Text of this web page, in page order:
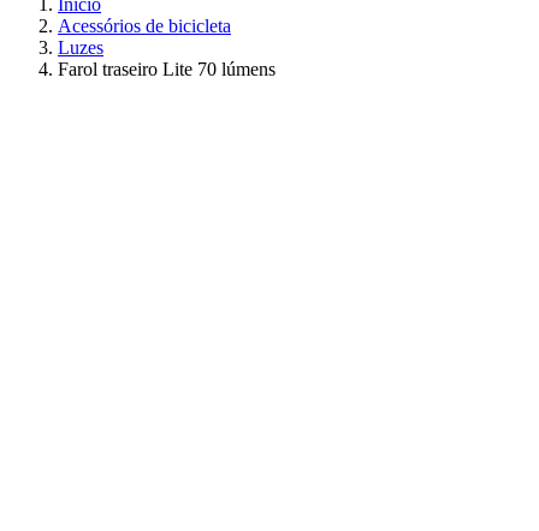
Início
Acessórios de bicicleta
Luzes
Farol traseiro Lite 70 lúmens